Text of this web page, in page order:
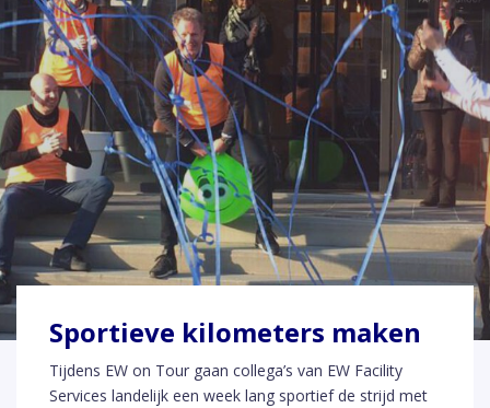
Sportieve kilometers maken
Tijdens EW on Tour gaan collega’s van EW Facility
Services landelijk een week lang sportief de strijd met